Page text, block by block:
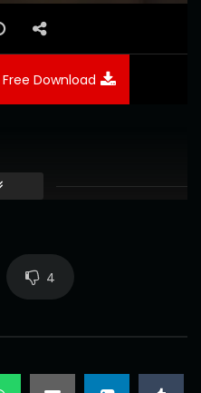
Free Download
4